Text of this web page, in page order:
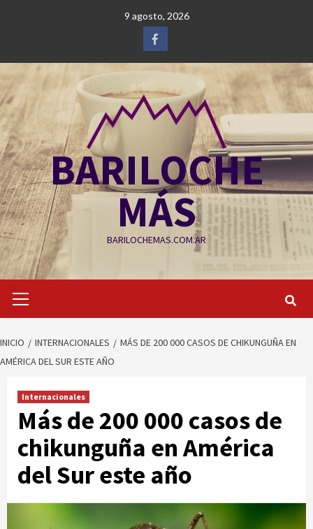
9 agosto, 2026
Facebook
BARILOCHE
MÁS
BARILOCHEMAS.COM.AR
primario
INICIO INTERNACIONALES
MÁS DE 200 000 CASOS DE CHIKUNGUÑA EN
AMÉRICA DEL SUR ESTE AÑO
Internacionales
Más de 200 000 casos de
chikunguña en América
del Sur este año